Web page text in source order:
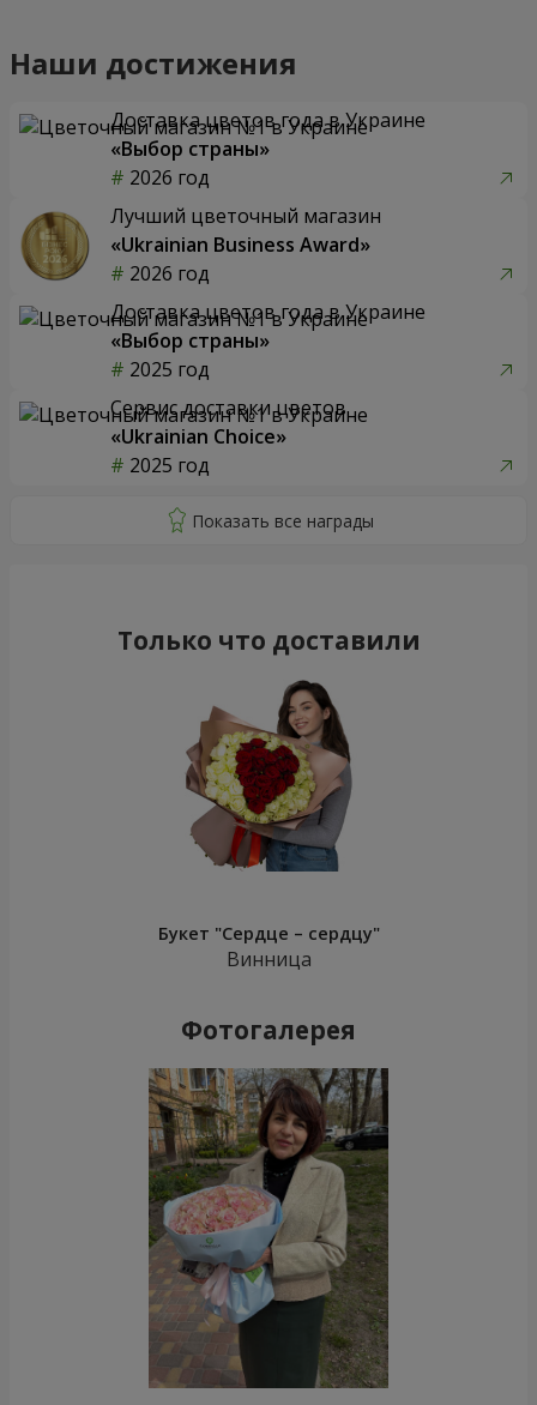
Наши достижения
Доставка цветов года в Украине
«Выбор страны»
2026 год
Лучший цветочный магазин
«Ukrainian Business Award»
2026 год
Доставка цветов года в Украине
«Выбор страны»
2025 год
Сервис доставки цветов
«Ukrainian Choice»
2025 год
Только что доставили
Букет "Сердце – сердцу"
Винница
Фотогалерея